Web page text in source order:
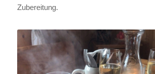
Zubereitung.